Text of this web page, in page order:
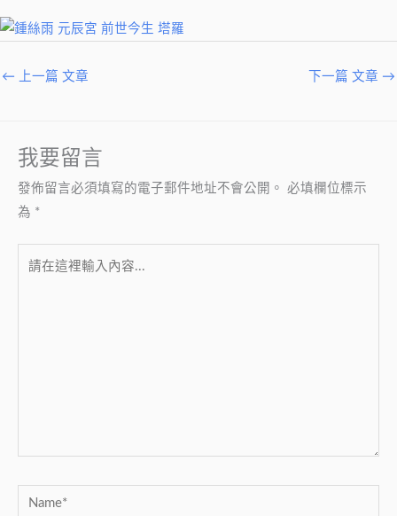
← 上一篇 文章 下一篇 文章 →
我要留言
發佈留言必須填寫的電子郵件地址不會公開。 必填欄位標示
為 *
Name*